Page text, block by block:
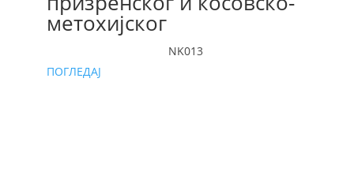
метохијског
NK013
ПОГЛЕДАЈ